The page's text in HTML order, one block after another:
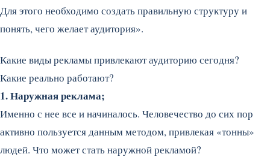
Для этого необходимо создать правильную структуру и
понять, чего желает аудитория».
Какие виды рекламы привлекают аудиторию сегодня?
Какие реально работают?
1. Наружная реклама;
Именно с нее все и начиналось. Человечество до сих пор
активно пользуется данным методом, привлекая «тонны»
людей. Что может стать наружной рекламой?